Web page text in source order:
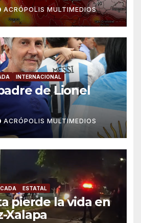
ACRÓPOLIS MULTIMEDIOS
INTERNACIONAL
de Lionel
ACRÓPOLIS MULTIMEDIOS
ESTATAL
pierde la vida en
Xalapa